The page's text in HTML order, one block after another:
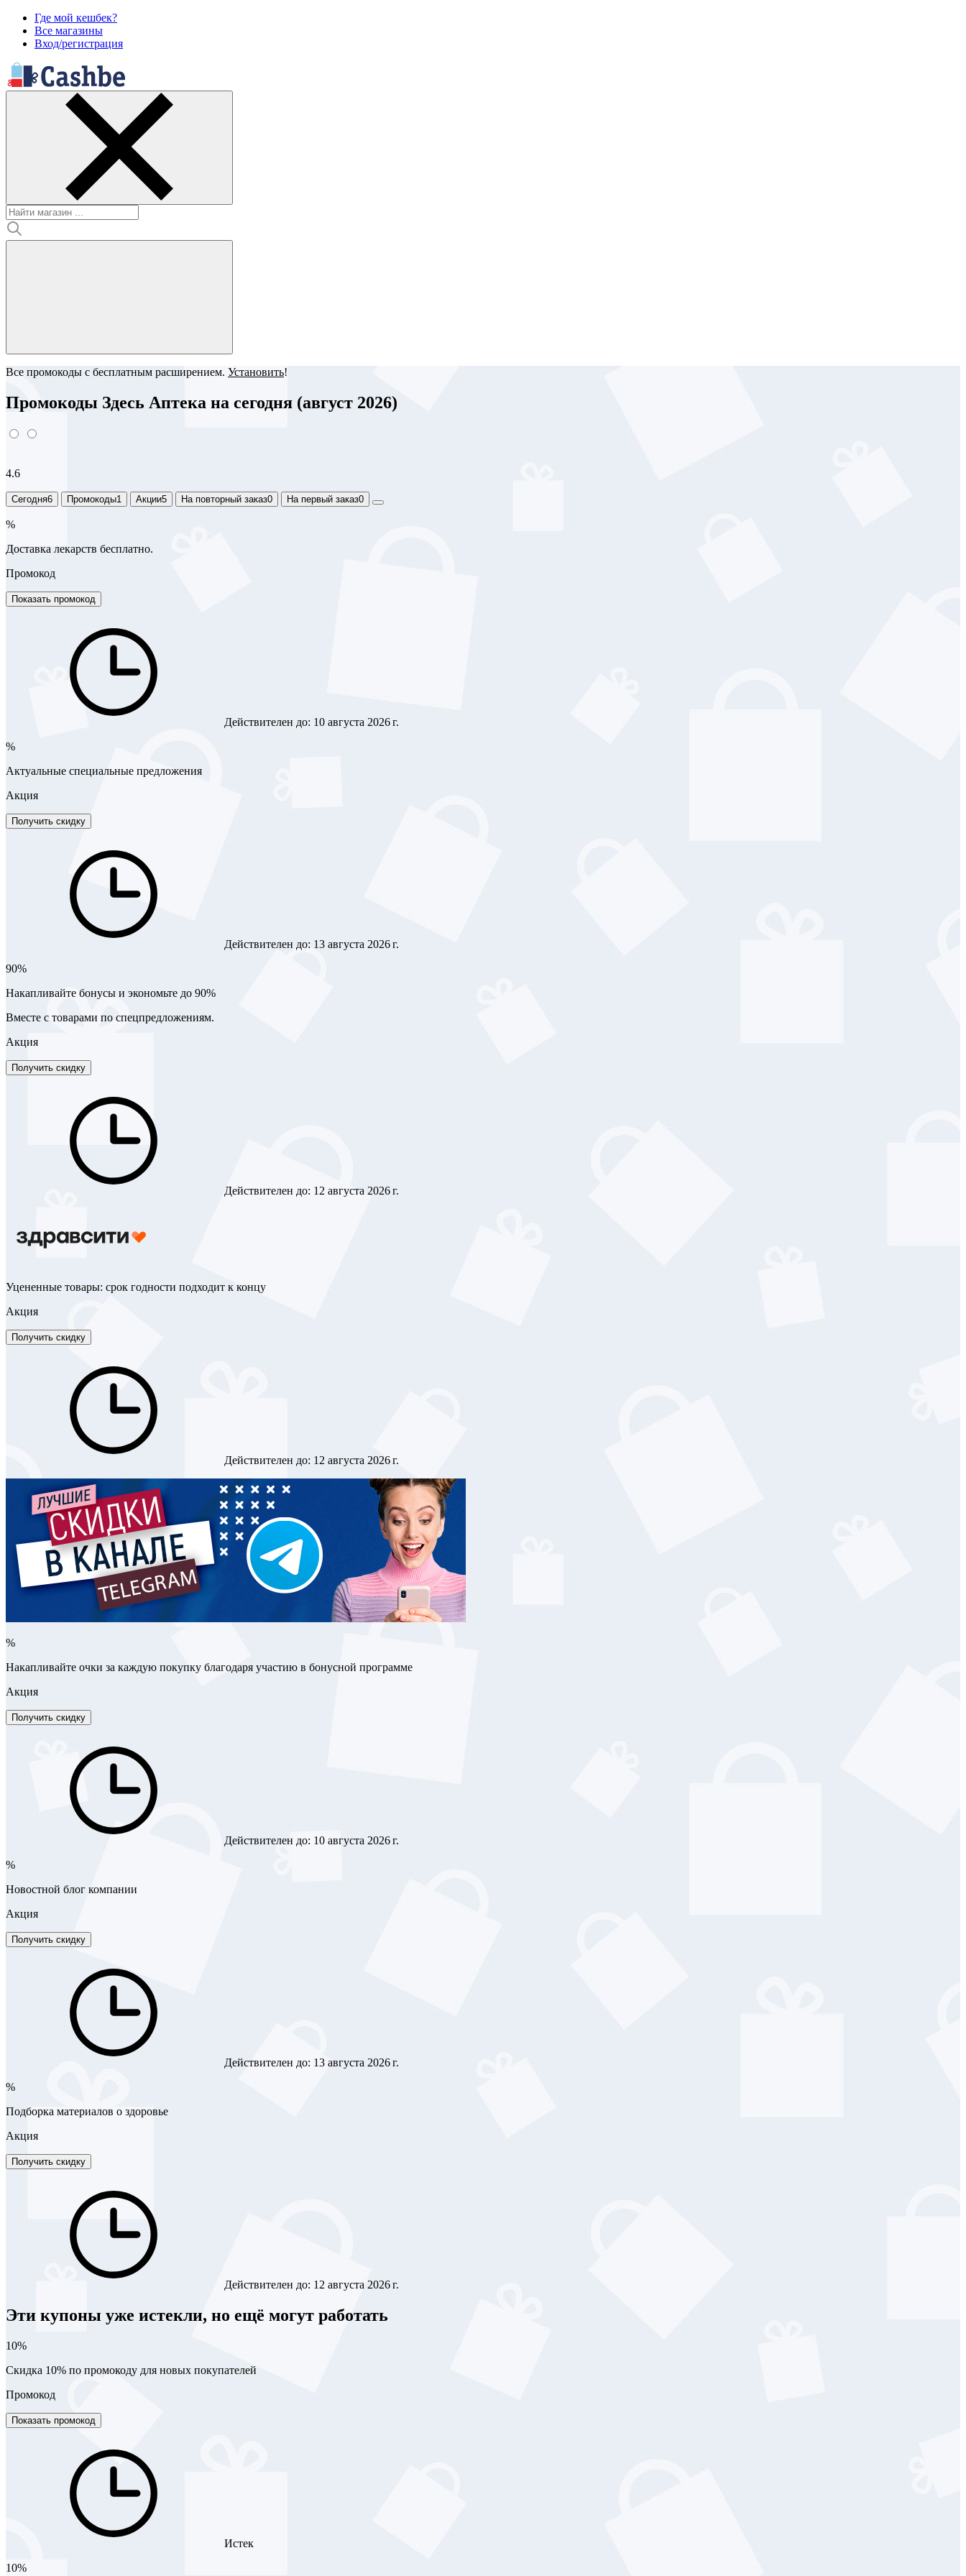
Где мой кешбек?
Все магазины
Вход/регистрация
Все промокоды с бесплатным расширением. Установить!
Промокоды Здесь Аптека на сегодня (август 2026)
4.6
Сегодня6 Промокоды1 Акции5 На повторный заказ0 На первый заказ0
%
Доставка лекарств бесплатно.
Промокод
Показать промокод
Действителен до: 10 августа 2026 г.
%
Актуальные специальные предложения
Акция
Получить скидку
Действителен до: 13 августа 2026 г.
90%
Накапливайте бонусы и экономьте до 90%
Вместе с товарами по спецпредложениям.
Акция
Получить скидку
Действителен до: 12 августа 2026 г.
Уцененные товары: срок годности подходит к концу
Акция
Получить скидку
Действителен до: 12 августа 2026 г.
%
Накапливайте очки за каждую покупку благодаря участию в бонусной программе
Акция
Получить скидку
Действителен до: 10 августа 2026 г.
%
Новостной блог компании
Акция
Получить скидку
Действителен до: 13 августа 2026 г.
%
Подборка материалов о здоровье
Акция
Получить скидку
Действителен до: 12 августа 2026 г.
Эти купоны уже истекли, но ещё могут работать
10%
Скидка 10% по промокоду для новых покупателей
Промокод
Показать промокод
Истек
10%